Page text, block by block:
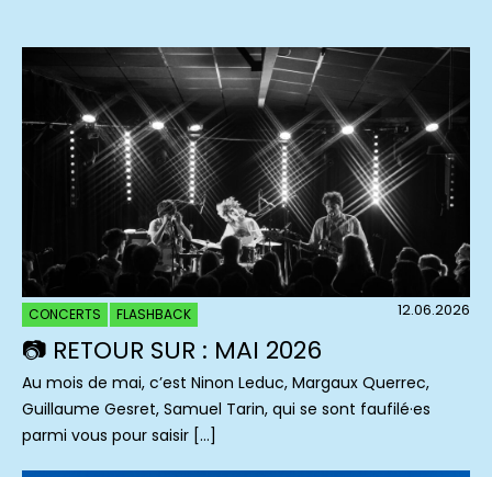
CONCERTS FLASHBACK 12.06.2026
📷 RETOUR SUR : MAI 2026
Au mois de mai, c’est Ninon Leduc, Margaux Querrec,
Guillaume Gesret, Samuel Tarin, qui se sont faufilé·es
parmi vous pour saisir […]